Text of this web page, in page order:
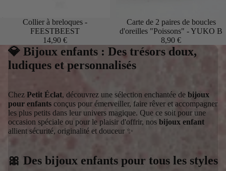
Collier à breloques -
FEESTBEEST
14,90 €
Carte de 2 paires de boucles
d'oreilles "Poissons" - YUKO B
8,90 €
💎 Bijoux enfants : Des trésors doux,
ludiques et personnalisés
Chez Petit Éclat, découvrez une sélection enchantée de bijoux
pour enfants conçus pour émerveiller, faire rêver et accompagner
les plus petits dans leur univers magique. Que ce soit pour une
occasion spéciale ou pour le plaisir d'offrir, nos bijoux enfant
allient sécurité, originalité et douceur ✨
🎀 Des bijoux enfants pour tous les styles